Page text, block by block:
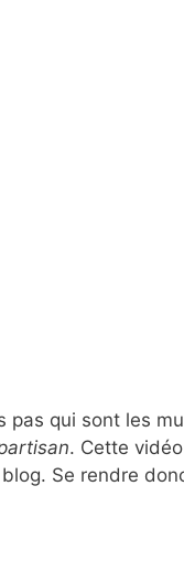
pas qui sont les
. Cette
Se rendre